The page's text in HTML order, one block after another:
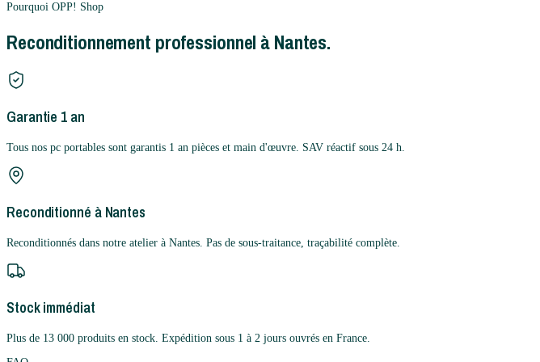
Pourquoi OPP! Shop
Reconditionnement professionnel à Nantes.
Garantie 1 an
Tous nos pc portables sont garantis 1 an pièces et main d'œuvre. SAV réactif sous 24 h.
Reconditionné à Nantes
Reconditionnés dans notre atelier à Nantes. Pas de sous-traitance, traçabilité complète.
Stock immédiat
Plus de 13 000 produits en stock. Expédition sous 1 à 2 jours ouvrés en France.